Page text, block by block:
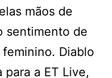
mãos de
sentimento de
Diablo
a ET Live,